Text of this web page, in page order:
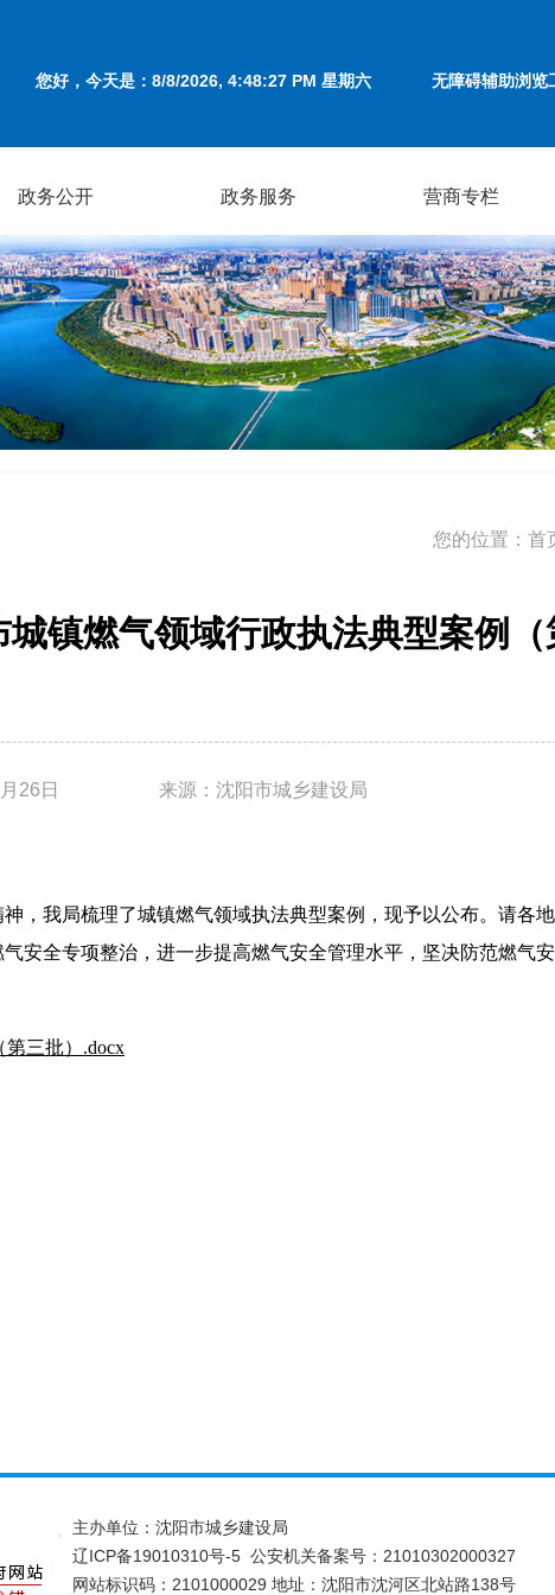
无障碍辅助浏览
您好，今天是： 8/8/2026, 4:48:27 PM 星期六
政务公开 政务服务 营商专栏
您的位置： 首
镇燃气领域行政执法典型案例
26日 来源：沈阳市城乡建设局
，我局梳理了城镇燃气领域执法典型案例，现予以公布。请各
安全专项整治，进一步提高燃气安全管理水平，坚决防范燃气
三批）.docx
主办单位：沈阳市城乡建设局
辽ICP备19010310号-5 公安机关备案号：21010302000327
网站标识码：2101000029 地址：沈阳市沈河区北站路138号